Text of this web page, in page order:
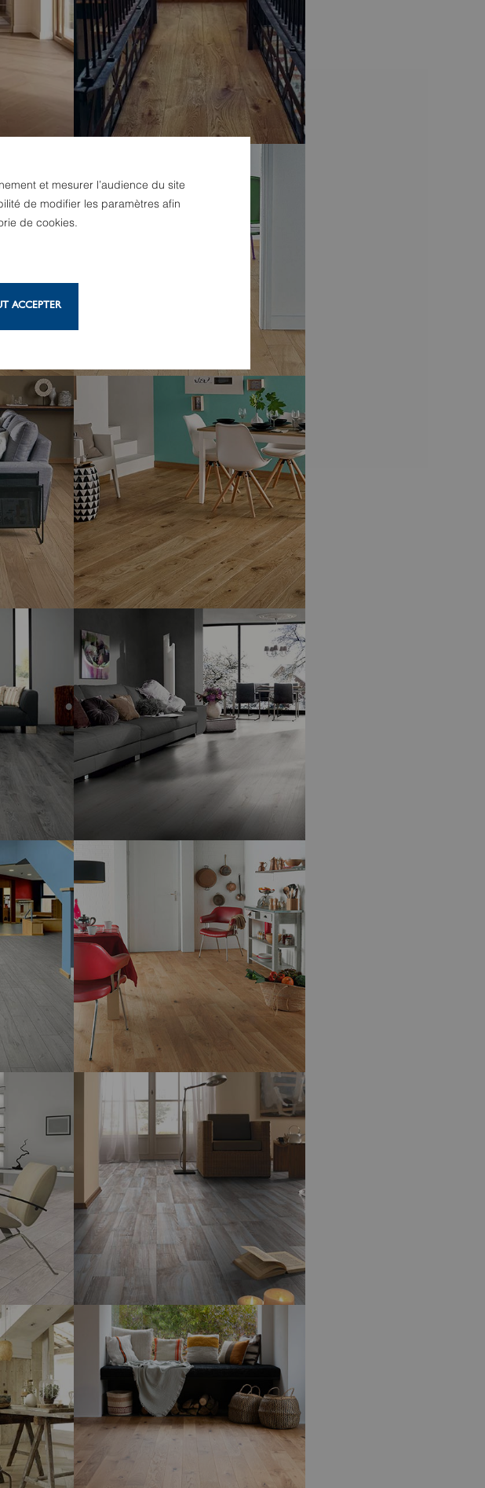
-
-
REVÊTEMENTS DE SOL – PARQUETS
PANAGET
MIX BOIS FLOTTE, MONOLAME 139/12MM
CLIC
CLIC
REVÊTEMENTS DE SOL – PARQUETS-
PANAGET
MIX TOPAZE, MONOLAME 184/12MM CLIC
ADVANCED 8 MM
REVÊTEMENTS DE SOL – PARQUETS
PANAGET
CHÊNE MIX TOPAZE, MONOLAME 139/12
MM UNIFIT
SOL STRATIFIÉ
- SWISS KRONO TEX
DYNAMIC
et mesurer l’audience du site
de modifier les paramètres afin
de cookies.
ACCEPTER